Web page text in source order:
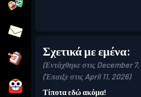
Σχετικά με εμένα:
(Εντάχθηκε στις December
(Έπαιξε στις April 11, 2026)
Τίποτα εδώ ακόμα!